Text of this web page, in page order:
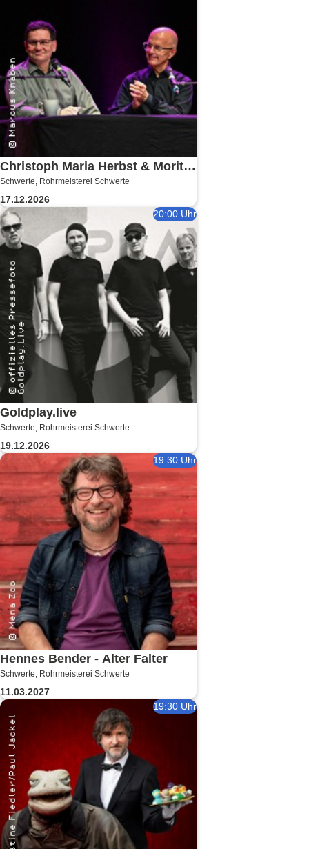
Christoph Maria Herbst & Moritz
Netenjakob - Das ernsthafte
Bemühen um Albernheit
Schwerte, Rohrmeisterei Schwerte
17.12.2026
20:00 Uhr
Goldplay.live
Schwerte, Rohrmeisterei Schwerte
19.12.2026
19:30 Uhr
Hennes Bender - Alter Falter
Schwerte, Rohrmeisterei Schwerte
11.03.2027
19:30 Uhr